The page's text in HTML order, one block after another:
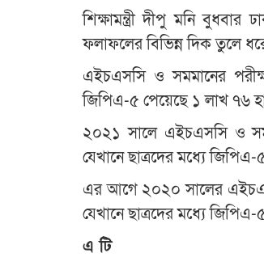
শিক্ষামন্ত্রী দীপু মনি
ফলাফলের বিভিন্ন দিক তুলে
এইচএসসি ও সমমানের
জিপিএ-৫ পেয়েছে ১ লাখ ৭৬
২০২১ সালে এইচএসসি ও
যেখানে ছাত্রদের মধ্যে
এর আগে ২০২০ সালের
যেখানে ছাত্রদের মধ্যে
এ টি